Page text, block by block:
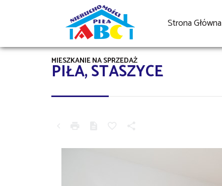
Strona Główna
PIŁA, STASZYCE
MIESZKANIE NA SPRZEDAŻ